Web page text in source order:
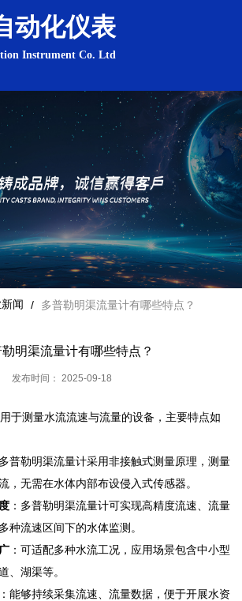
动化仪表
Instrument Co. Ltd
闻 / 多普勒明渠流量计有哪些特点？
勒明渠流量计有哪些特点？
发布时间： 2025-09-18
于测量水流流速与流量的设备，主要特点如
多普勒明渠流量计采用非接触式测量原理，测量
，无需在水体内部布设侵入式传感器。
：多普勒明渠流量计可实现高精度流速、流量
种流速区间下的水体监测。
：可适配多种水流工况，应用场景包含中小型
、湖渠等。
：能够持续采集流速、流量数据，便于开展水资